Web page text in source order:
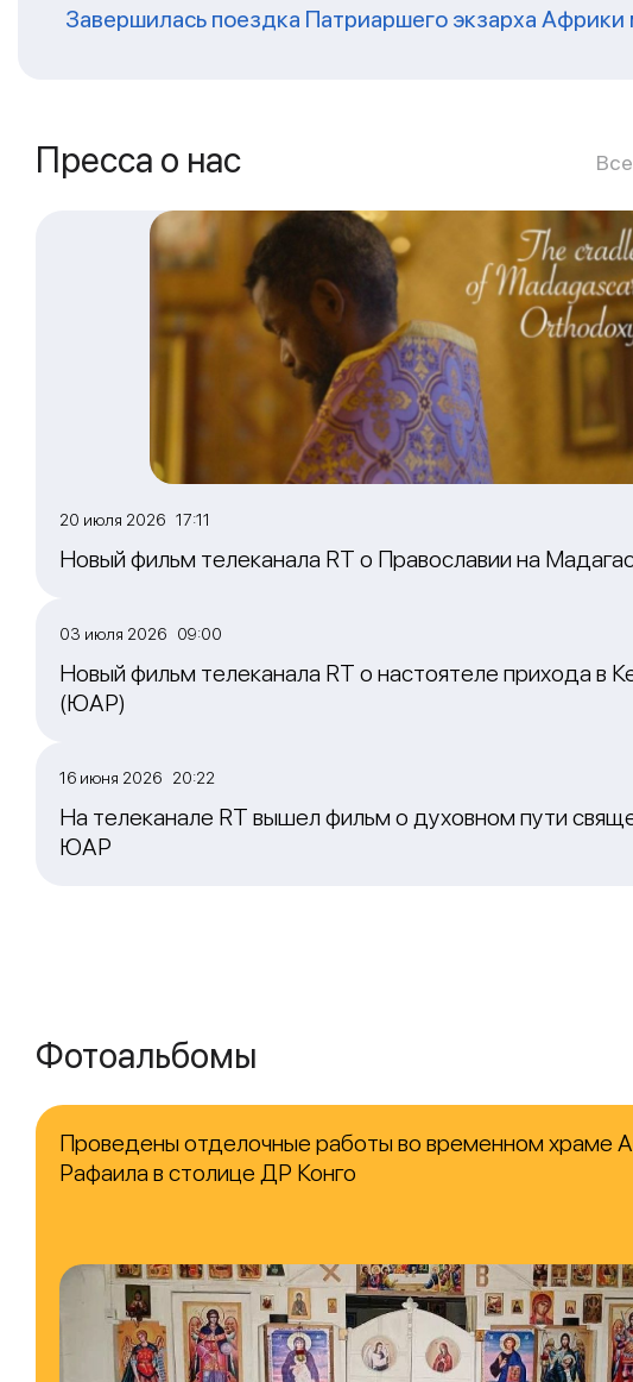
Завершилась поездка Патриаршего экзарха
Пресса о нас
20 июля 2026 17:11
Новый фильм телеканала RT о Православии на
03 июля 2026 09:00
Новый фильм телеканала RT о настоятеле прихода в
(ЮАР)
16 июня 2026 20:22
На телеканале RT вышел фильм о духовном пути
ЮАР
Фотоальбомы
Проведены отделочные работы во временном храме
Рафаила в столице ДР Конго